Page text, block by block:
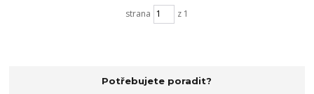
strana z 1
Potřebujete poradit?